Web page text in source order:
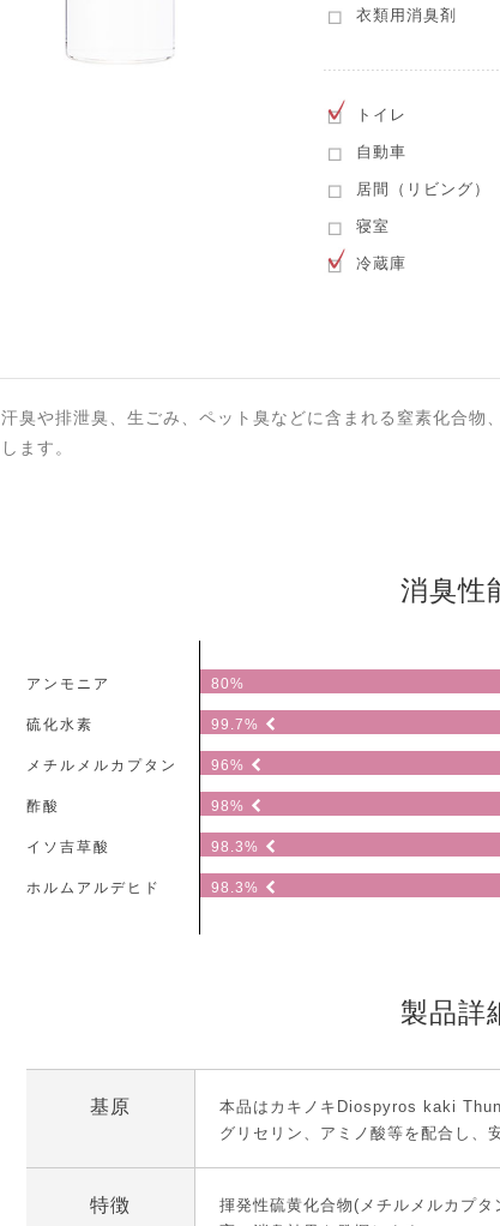
衣類用消臭剤
トイレ
自動車
居間（リビング）
寝室
冷蔵庫
汗臭や排泄臭、生ごみ、ペット臭などに含まれる窒素化合物
します。
消臭性
アンモニア 80%
硫化水素 99.7%
メチルメルカプタン 96%
酢酸 98%
イソ吉草酸 98.3%
ホルムアルデヒド 98.3%
製品詳
基原
本品はカキノキDiospyros kaki
グリセリン、アミノ酸等を配合し、
特徴
揮発性硫黄化合物(メチルメルカプ